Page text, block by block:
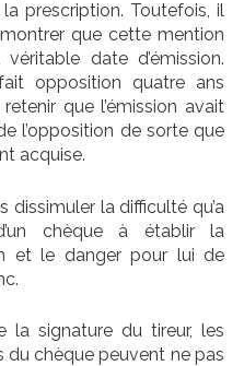
prescription. Toutefois, il
que cette mention
date d’émission.
opposition quatre ans
que l’émission avait
l’opposition de sorte que
acquise.
dissimuler la difficulté qu’a
chèque à établir la
et le danger pour lui de
la signature du tireur, les
chèque peuvent ne pas